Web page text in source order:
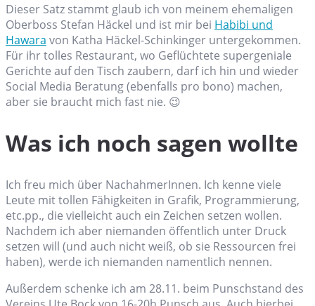
Dieser Satz stammt glaub ich von meinem ehemaligen
Oberboss Stefan Häckel und ist mir bei Habibi und
Hawara von Katha Häckel-Schinkinger untergekommen.
Für ihr tolles Restaurant, wo Geflüchtete supergeniale
Gerichte auf den Tisch zaubern, darf ich hin und wieder
Social Media Beratung (ebenfalls pro bono) machen,
aber sie braucht mich fast nie. 😉
Was ich noch sagen wollte
Ich freu mich über NachahmerInnen. Ich kenne viele
Leute mit tollen Fähigkeiten in Grafik, Programmierung,
etc.pp., die vielleicht auch ein Zeichen setzen wollen.
Nachdem ich aber niemanden öffentlich unter Druck
setzen will (und auch nicht weiß, ob sie Ressourcen frei
haben), werde ich niemanden namentlich nennen.
Außerdem schenke ich am 28.11. beim Punschstand des